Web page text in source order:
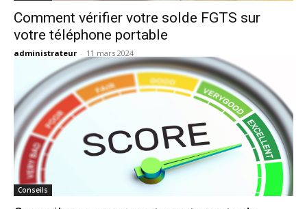
Comment vérifier votre solde FGTS sur
votre téléphone portable
administrateur - 11 mars 2024
Conseils